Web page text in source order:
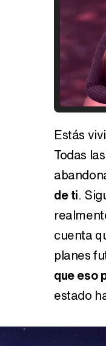
Estás
Todas
de ti.
cuenta
planes
que eso
estado